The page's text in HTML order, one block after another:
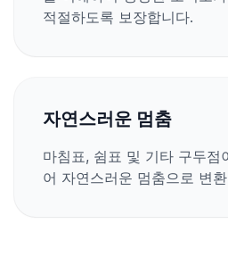
적절하도록 보장합니다.
자연스러운 멈춤
마침표, 쉼표 및 기타 구두점
어 자연스러운 멈춤으로 변